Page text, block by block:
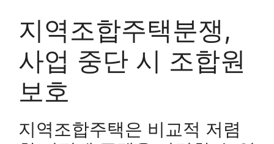
지역조합주택분쟁,
사업 중단 시 조합원
보호
지역조합주택은 비교적 저렴